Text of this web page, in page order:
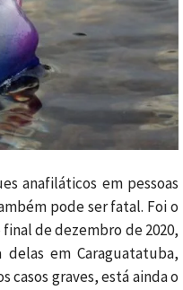
anafiláticos em pessoas
pode ser fatal. Foi o
de dezembro de 2020,
em Caraguatatuba,
casos graves, está ainda o